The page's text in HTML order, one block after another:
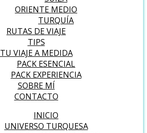
ORIENTE MEDIO
TURQUÍA
RUTAS DE VIAJE
TIPS
TU VIAJE A MEDIDA
PACK ESENCIAL
PACK EXPERIENCIA
SOBRE MÍ
CONTACTO
INICIO
UNIVERSO TURQUESA